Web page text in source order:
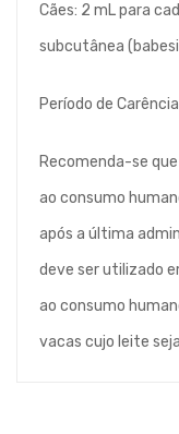
Cães: 2 mL para
subcutânea
Período de
Recomenda-se
ao consumo
após a última
deve ser utilizado
ao consumo
vacas cujo leite